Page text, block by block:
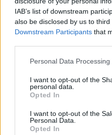
IAB’s list of downstream
also be disclosed by us to
Downstream Participants that
Personal Data
I want to opt-out of the
personal data.
Opted In
I want to opt-out of the
Personal Data.
Opted In
Ετικέτες ανεργία